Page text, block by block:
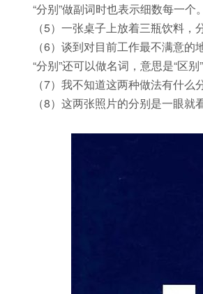
“分别”做副词时也表示细数每一个
（5）一张桌子上放着三瓶饮料，
（6）谈到对目前工作最不满意
“分别”还可以做名词，意思是“区别
（7）我不知道这两种做法有什么
（8）这两张照片的分别是一眼就